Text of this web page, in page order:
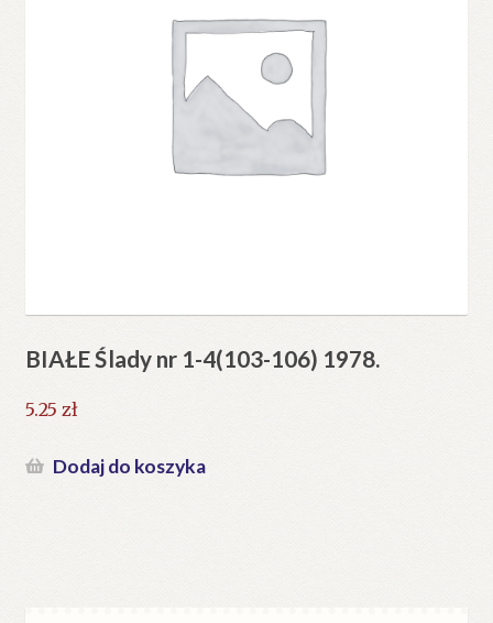
BIAŁE Ślady nr 1-4(103-106) 1978.
5.25 zł
Dodaj do koszyka